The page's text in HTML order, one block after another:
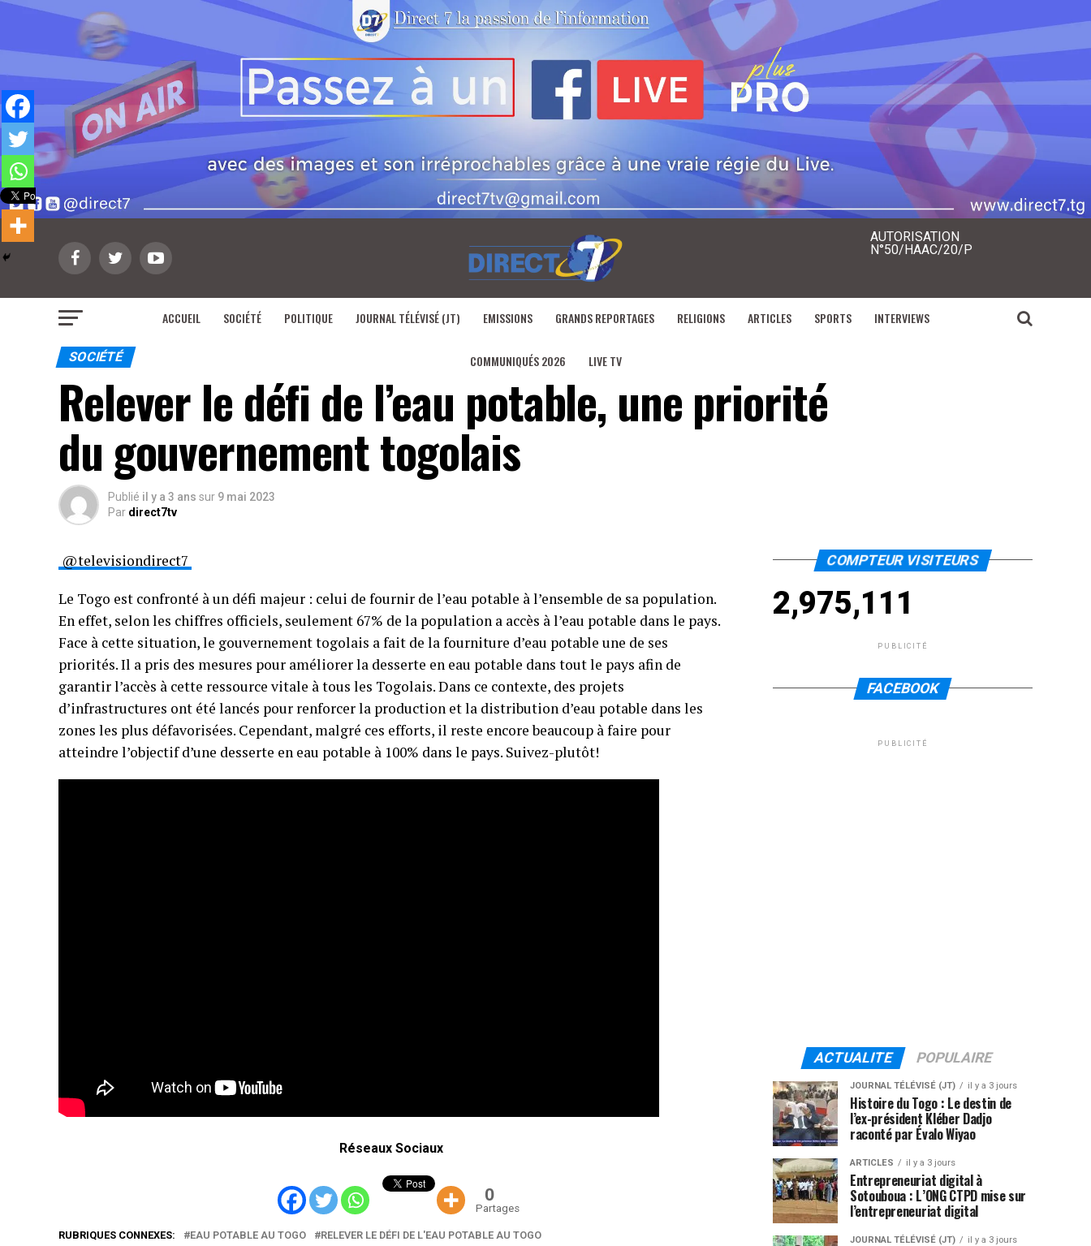
AUTORISATION
N°50/HAAC/20/P
ACCUEIL SOCIÉTÉ POLITIQUE JOURNAL TÉLÉVISÉ (JT) EMISSIONS GRANDS REPORTAGES RELIGIONS ARTICLES SPORTS INTERVIEWS
COMMUNIQUÉS 2026 LIVE TV
SOCIÉTÉ
Relever le défi de l’eau potable, une priorité
du gouvernement togolais
Publié il y a 3 ans sur 9 mai 2023
Par direct7tv
@televisiondirect7
Le Togo est confronté à un défi majeur : celui de fournir de l’eau potable à l’ensemble de sa population.
En effet, selon les chiffres officiels, seulement 67% de la population a accès à l’eau potable dans le pays.
Face à cette situation, le gouvernement togolais a fait de la fourniture d’eau potable une de ses
priorités. Il a pris des mesures pour améliorer la desserte en eau potable dans tout le pays afin de
garantir l’accès à cette ressource vitale à tous les Togolais. Dans ce contexte, des projets
d’infrastructures ont été lancés pour renforcer la production et la distribution d’eau potable dans les
zones les plus défavorisées. Cependant, malgré ces efforts, il reste encore beaucoup à faire pour
atteindre l’objectif d’une desserte en eau potable à 100% dans le pays. Suivez-plutôt!
Réseaux Sociaux
0
Partages
RUBRIQUES CONNEXES: EAU POTABLE AU TOGO RELEVER LE DÉFI DE L'EAU POTABLE AU TOGO
COMPTEUR VISITEURS
2,975,111
PUBLICITÉ
FACEBOOK
PUBLICITÉ
ACTUALITE POPULAIRE
JOURNAL TÉLÉVISÉ (JT) il y a 3 jours
Histoire du Togo : Le destin de
l’ex-président Kléber Dadjo
raconté par Évalo Wiyao
ARTICLES il y a 3 jours
Entrepreneuriat digital à
Sotouboua : L’ONG CTPD mise sur
l’entrepreneuriat digital
JOURNAL TÉLÉVISÉ (JT) il y a 3 jours